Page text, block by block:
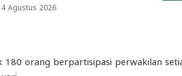
4 Agustus 2026
180 orang berpartisipasi perwakilan